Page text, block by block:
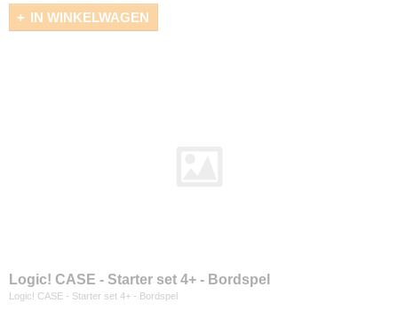
IN WINKELWAGEN
Logic! CASE - Starter set 4+ - Bordspel
Logic! CASE - Starter set 4+ - Bordspel